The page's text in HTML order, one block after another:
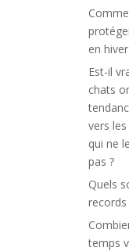
en
Est-il
chats
vers
qui ne
pas ?
Quels
records
temps